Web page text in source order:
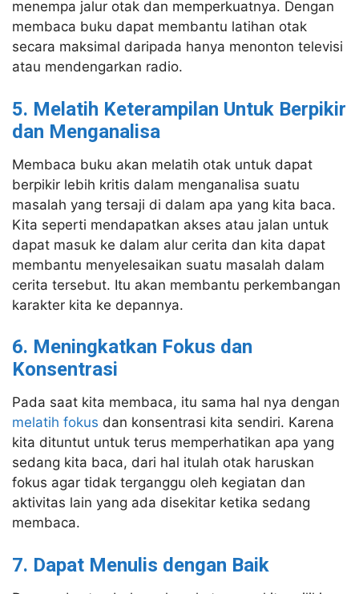
menempa jalur otak dan memperkuatnya. Dengan
membaca buku dapat membantu latihan otak
secara maksimal daripada hanya menonton televisi
atau mendengarkan radio.
5. Melatih Keterampilan Untuk Berpikir
dan Menganalisa
Membaca buku akan melatih otak untuk dapat
berpikir lebih kritis dalam menganalisa suatu
masalah yang tersaji di dalam apa yang kita baca.
Kita seperti mendapatkan akses atau jalan untuk
dapat masuk ke dalam alur cerita dan kita dapat
membantu menyelesaikan suatu masalah dalam
cerita tersebut. Itu akan membantu perkembangan
karakter kita ke depannya.
6. Meningkatkan Fokus dan
Konsentrasi
Pada saat kita membaca, itu sama hal nya dengan
melatih fokus dan konsentrasi kita sendiri. Karena
kita dituntut untuk terus memperhatikan apa yang
sedang kita baca, dari hal itulah otak haruskan
fokus agar tidak terganggu oleh kegiatan dan
aktivitas lain yang ada disekitar ketika sedang
membaca.
7. Dapat Menulis dengan Baik